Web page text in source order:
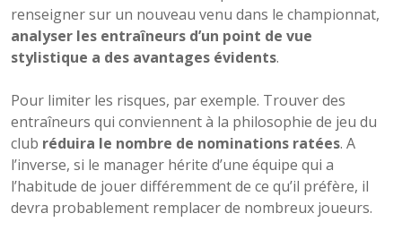
renseigner sur un nouveau venu dans le championnat,
analyser les entraîneurs d’un point de vue
stylistique a des avantages évidents.
Pour limiter les risques, par exemple. Trouver des
entraîneurs qui conviennent à la philosophie de jeu du
club réduira le nombre de nominations ratées. A
l’inverse, si le manager hérite d’une équipe qui a
l’habitude de jouer différemment de ce qu’il préfère, il
devra probablement remplacer de nombreux joueurs.